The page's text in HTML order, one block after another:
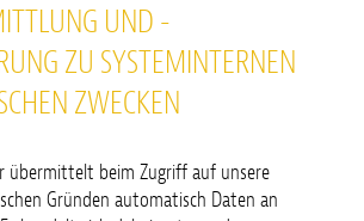
UND -
ZU SYSTEMINTERNEN
ZWECKEN
übermittelt beim Zugriff auf unsere
Gründen automatisch Daten an